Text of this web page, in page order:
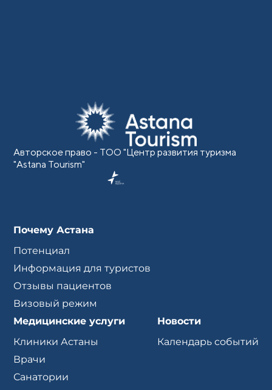
Авторское право - ТОО "Центр развития туризма
"Astana Tourism"
Почему Астана
Потенциал
Информация для туристов
Отзывы пациентов
Визовый режим
Медицинские услуги
Клиники Астаны
Врачи
Санатории
Новости
Календарь событий